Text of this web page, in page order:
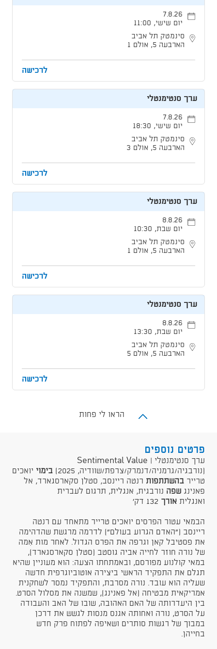
7.8.26
יום שישי, 11:00
סינמטק תל אביב
הארבעה 5, אולם 1
לרכישה
ערך סנטימנטלי
7.8.26
יום שישי, 18:30
סינמטק תל אביב
הארבעה 5, אולם 3
לרכישה
ערך סנטימנטלי
8.8.26
יום שבת, 10:30
סינמטק תל אביב
הארבעה 5, אולם 1
לרכישה
ערך סנטימנטלי
8.8.26
יום שבת, 13:30
סינמטק תל אביב
הארבעה 5, אולם 5
לרכישה
הראו לי פחות
פרטים נוספים
ערך סנטימנטלי | Sentimental Value
(נורבגיה/גרמניה/דנמרק/צרפת/שוודיה, 2025)
בימוי יואכים
טרייר בהשתתפות רנטה ריינסב, סטלן סקארסגארד, אל
פאנינג שפה נורבגית, אנגלית, תרגום לעברית
ואנגלית אורך ​132 דק'
הבמאי עטור הפרסים יואכים טרייר מתאחד עם רנטה
ריינסב ("האדם הגרוע בעולם") לדרמה מרגשת שהדהימה
את פסטיבל קאן וגרפה את הפרס הגדול. לאחר מות אִמה
של נורה חוזר לחייה אביה גוסטב (סטלן סקארסגארד),
במאי קולנוע מפורסם, ובאמתחתו הצעה: הוא מעוניין שהיא
תגלם את התפקיד הראשי ביצירה אוטוביוגרפית חדשה
שעליה הוא עובד. נורה מסרבת, והתפקיד נמסר לשחקנית
אמריקאית מבטיחה (אל פאנינג), שמשנה את מסלול הסרט.
בין היעדרותה של האם האהובה, שובו של האב והעבודה
על הסרט, נורה ואחותה אגנס מנסות לגשש את דרכן
במבוך של רגשות סותרים ושאיפה לפתוח פרק חדש
בחייהן.​